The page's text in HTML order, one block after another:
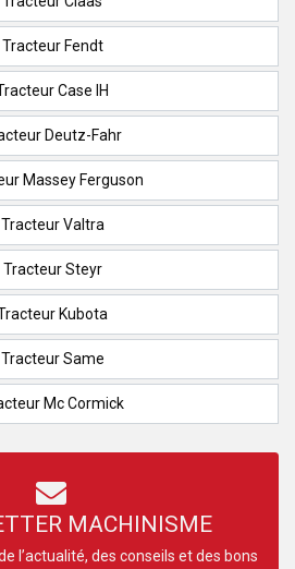
Tracteur Fendt
Case IH
Deutz-Fahr
Massey Ferguson
Tracteur Valtra
Tracteur Steyr
Kubota
Tracteur Same
Mc Cormick
MACHINISME
l’actualité, des conseils et des bons